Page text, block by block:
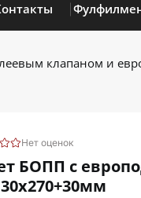
клапаном и
Нет оценок
БОПП с